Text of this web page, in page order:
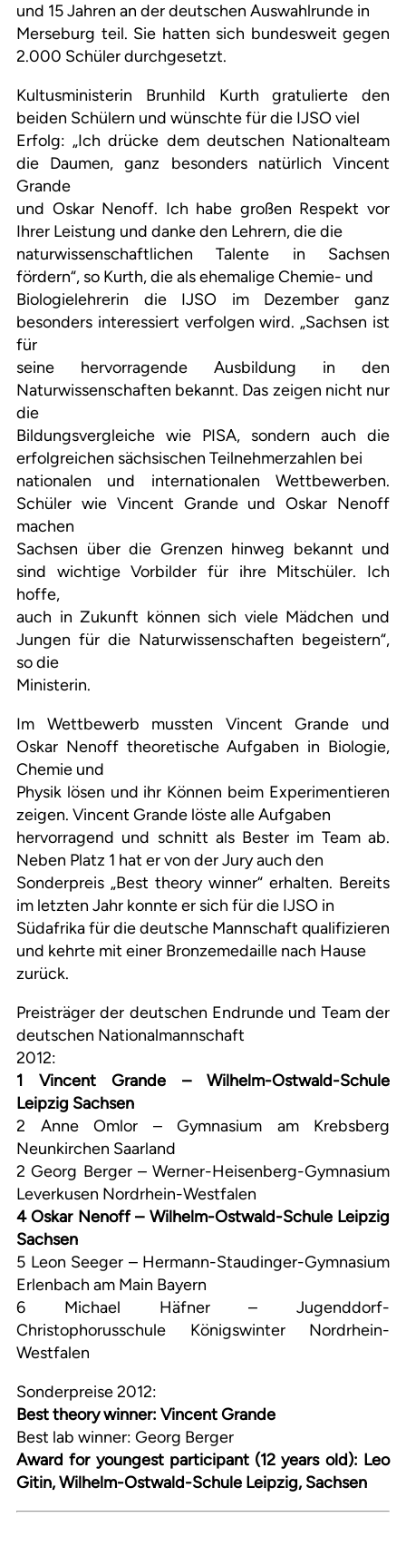
und 15 Jahren an der deutschen Auswahlrunde in
Merseburg teil. Sie hatten sich bundesweit gegen
2.000 Schüler durchgesetzt.
Kultusministerin Brunhild Kurth gratulierte den
beiden Schülern und wünschte für die IJSO viel
Erfolg: „Ich drücke dem deutschen Nationalteam
die Daumen, ganz besonders natürlich Vincent
Grande
und Oskar Nenoff. Ich habe großen Respekt vor
Ihrer Leistung und danke den Lehrern, die die
naturwissenschaftlichen Talente in Sachsen
fördern“, so Kurth, die als ehemalige Chemie- und
Biologielehrerin die IJSO im Dezember ganz
besonders interessiert verfolgen wird. „Sachsen ist
für
seine hervorragende Ausbildung in den
Naturwissenschaften bekannt. Das zeigen nicht nur
die
Bildungsvergleiche wie PISA, sondern auch die
erfolgreichen sächsischen Teilnehmerzahlen bei
nationalen und internationalen Wettbewerben.
Schüler wie Vincent Grande und Oskar Nenoff
machen
Sachsen über die Grenzen hinweg bekannt und
sind wichtige Vorbilder für ihre Mitschüler. Ich
hoffe,
auch in Zukunft können sich viele Mädchen und
Jungen für die Naturwissenschaften begeistern“,
so die
Ministerin.
Im Wettbewerb mussten Vincent Grande und
Oskar Nenoff theoretische Aufgaben in Biologie,
Chemie und
Physik lösen und ihr Können beim Experimentieren
zeigen. Vincent Grande löste alle Aufgaben
hervorragend und schnitt als Bester im Team ab.
Neben Platz 1 hat er von der Jury auch den
Sonderpreis „Best theory winner“ erhalten. Bereits
im letzten Jahr konnte er sich für die IJSO in
Südafrika für die deutsche Mannschaft qualifizieren
und kehrte mit einer Bronzemedaille nach Hause
zurück.
Preisträger der deutschen Endrunde und Team der
deutschen Nationalmannschaft
2012:
1 Vincent Grande – Wilhelm-Ostwald-Schule
Leipzig Sachsen
2 Anne Omlor – Gymnasium am Krebsberg
Neunkirchen Saarland
2 Georg Berger – Werner-Heisenberg-Gymnasium
Leverkusen Nordrhein-Westfalen
4 Oskar Nenoff – Wilhelm-Ostwald-Schule Leipzig
Sachsen
5 Leon Seeger – Hermann-Staudinger-Gymnasium
Erlenbach am Main Bayern
6 Michael Häfner – Jugenddorf-
Christophorusschule Königswinter Nordrhein-
Westfalen
Sonderpreise 2012:
Best theory winner: Vincent Grande
Best lab winner: Georg Berger
Award for youngest participant (12 years old): Leo
Gitin, Wilhelm-Ostwald-Schule Leipzig, Sachsen